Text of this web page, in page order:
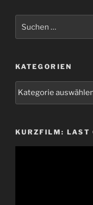
nach:
KATEGORIEN
KURZFILM: LAST